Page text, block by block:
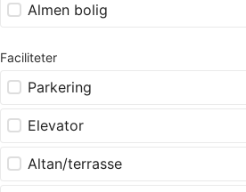
Almen bolig
Faciliteter
Parkering
Elevator
Altan/terrasse